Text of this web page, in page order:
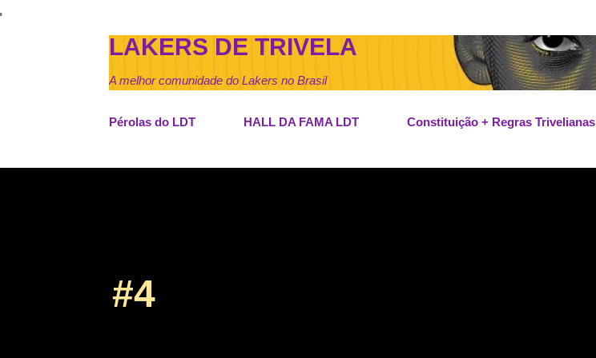
LAKERS DE TRIVELA
A melhor comunidade do Lakers no Brasil
Pérolas do LDT HALL DA FAMA LDT Constituição + Regras Trivelianas
#4